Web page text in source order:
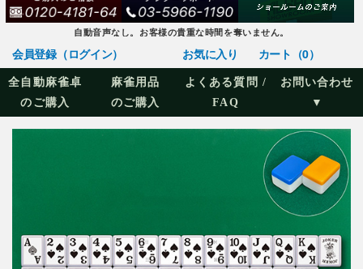
自動音声なし。お客様の貴重な時間を奪いません。
会員登録（ログイン） お気に入り カート（0）
全自動麻雀卓
のご購入
麻雀用品
のご購入
よくある質問 /
FAQ
お問い合わせ
▼